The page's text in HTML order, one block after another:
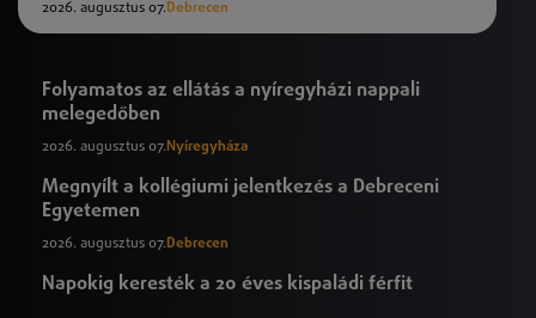
2026. augusztus 07.Debrecen
Folyamatos az ellátás a nyíregyházi nappali
melegedőben
2026. augusztus 07. Nyíregyháza
Megnyílt a kollégiumi jelentkezés a Debreceni
Egyetemen
2026. augusztus 07.Debrecen
Napokig keresték a 20 éves kispaládi férfit